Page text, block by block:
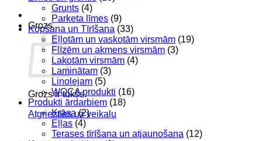
Grozs
Grozs ir tukšs.
Atgriezties uz veikalu
Grunts (4)
Parketa līmes (9)
Kopšana un Tīrīšana (33)
Eļļotām un vaskotām virsmām (19)
Flīzēm un akmens virsmām (3)
Lakotām virsmām (4)
Laminātam (3)
Linolejam (5)
WOCA produkti (16)
Produkti ārdarbiem (18)
Krāsa (2)
Eļļas (4)
Terases tīrīšana un atjaunošana (12)